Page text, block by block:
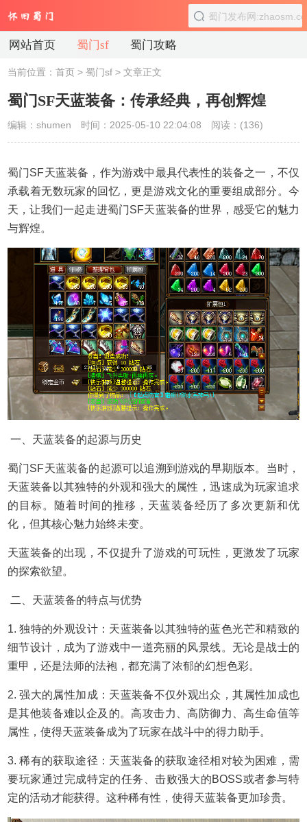
网站首页 蜀门sf 蜀门攻略
当前位置：首页 >蜀门sf > 文章正文
蜀门SF天蓝装备：传承经典，再创辉煌
编辑：shumen 时间：2025-05-10 22:04:08 阅读：(136)
蜀门SF天蓝装备，作为游戏中最具代表性的装备之一，不仅
承载着无数玩家的回忆，更是游戏文化的重要组成部分。今
天，让我们一起走进蜀门SF天蓝装备的世界，感受它的魅力
与辉煌。
一、天蓝装备的起源与历史
蜀门SF天蓝装备的起源可以追溯到游戏的早期版本。当时，
天蓝装备以其独特的外观和强大的属性，迅速成为玩家追求
的目标。随着时间的推移，天蓝装备经历了多次更新和优
化，但其核心魅力始终未变。
天蓝装备的出现，不仅提升了游戏的可玩性，更激发了玩家
的探索欲望。
二、天蓝装备的特点与优势
1. 独特的外观设计：天蓝装备以其独特的蓝色光芒和精致的
细节设计，成为了游戏中一道亮丽的风景线。无论是战士的
重甲，还是法师的法袍，都充满了浓郁的幻想色彩。
2. 强大的属性加成：天蓝装备不仅外观出众，其属性加成也
是其他装备难以企及的。高攻击力、高防御力、高生命值等
属性，使得天蓝装备成为了玩家在战斗中的得力助手。
3. 稀有的获取途径：天蓝装备的获取途径相对较为困难，需
要玩家通过完成特定的任务、击败强大的BOSS或者参与特
定的活动才能获得。这种稀有性，使得天蓝装备更加珍贵。